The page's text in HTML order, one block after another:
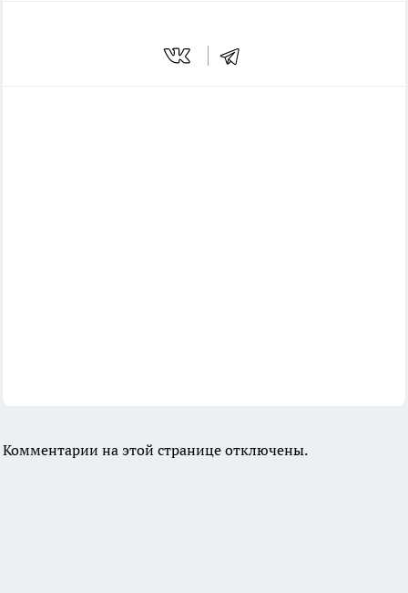
Комментарии на этой странице отключены.